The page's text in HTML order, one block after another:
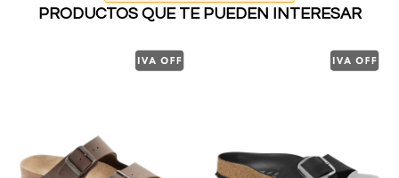
PRODUCTOS QUE TE PUEDEN INTERESAR